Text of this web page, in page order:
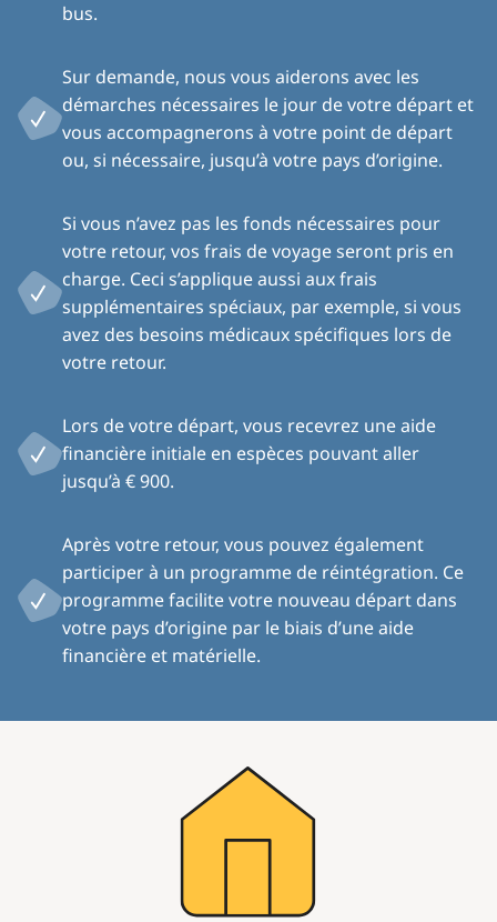
bus.
Sur demande, nous vous aiderons avec les
démarches nécessaires le jour de votre départ et
vous accompagnerons à votre point de départ
ou, si nécessaire, jusqu’à votre pays d’origine.
Si vous n’avez pas les fonds nécessaires pour
votre retour, vos frais de voyage seront pris en
charge. Ceci s’applique aussi aux frais
supplémentaires spéciaux, par exemple, si vous
avez des besoins médicaux spécifiques lors de
votre retour.
Lors de votre départ, vous recevrez une aide
financière initiale en espèces pouvant aller
jusqu’à € 900.
Après votre retour, vous pouvez également
participer à un programme de réintégration. Ce
programme facilite votre nouveau départ dans
votre pays d’origine par le biais d’une aide
financière et matérielle.